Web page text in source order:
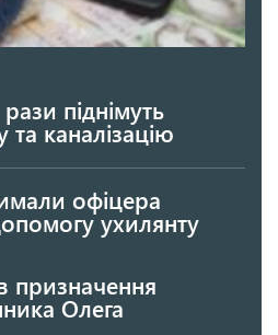
піднімуть
каналізацію
офіцера
ухилянту
призначення
Олега